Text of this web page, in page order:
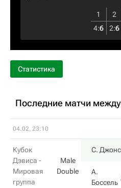
1 2
4:6 2:6
Статистика
Последние матчи
04.02, 23:10
Кубок
Дэвиса -
Мировая
группа
Male
Double
С.
А.
Боссель